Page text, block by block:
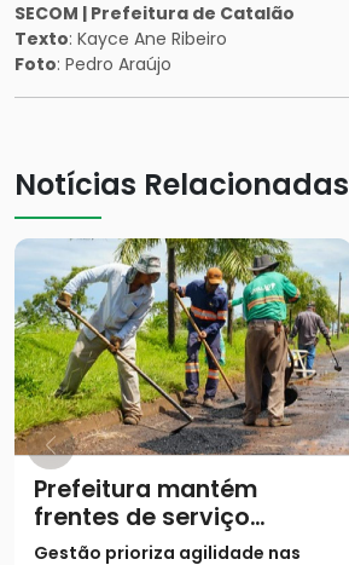
SECOM | Prefeitura de Catalão
Texto: Kayce Ane Ribeiro
Foto: Pedro Araújo
Notícias Relacionadas
Prefeitura mantém
frentes de serviço
contra buracos no
Gestão prioriza agilidade nas